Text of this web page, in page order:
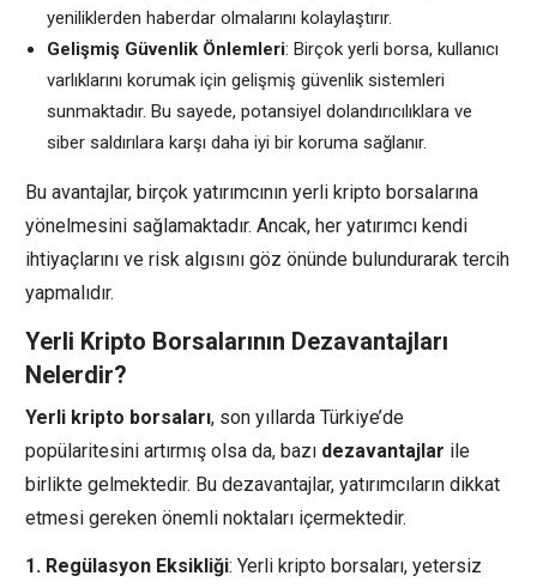
yeniliklerden haberdar olmalarını kolaylaştırır.
Gelişmiş Güvenlik Önlemleri: Birçok yerli borsa, kullanıcı
varlıklarını korumak için gelişmiş güvenlik sistemleri
sunmaktadır. Bu sayede, potansiyel dolandırıcılıklara ve
siber saldırılara karşı daha iyi bir koruma sağlanır.
Bu avantajlar, birçok yatırımcının yerli kripto borsalarına
yönelmesini sağlamaktadır. Ancak, her yatırımcı kendi
ihtiyaçlarını ve risk algısını göz önünde bulundurarak tercih
yapmalıdır.
Yerli Kripto Borsalarının Dezavantajları
Nelerdir?
Yerli kripto borsaları, son yıllarda Türkiye’de
popülaritesini artırmış olsa da, bazı dezavantajlar ile
birlikte gelmektedir. Bu dezavantajlar, yatırımcıların dikkat
etmesi gereken önemli noktaları içermektedir.
1. Regülasyon Eksikliği: Yerli kripto borsaları, yetersiz